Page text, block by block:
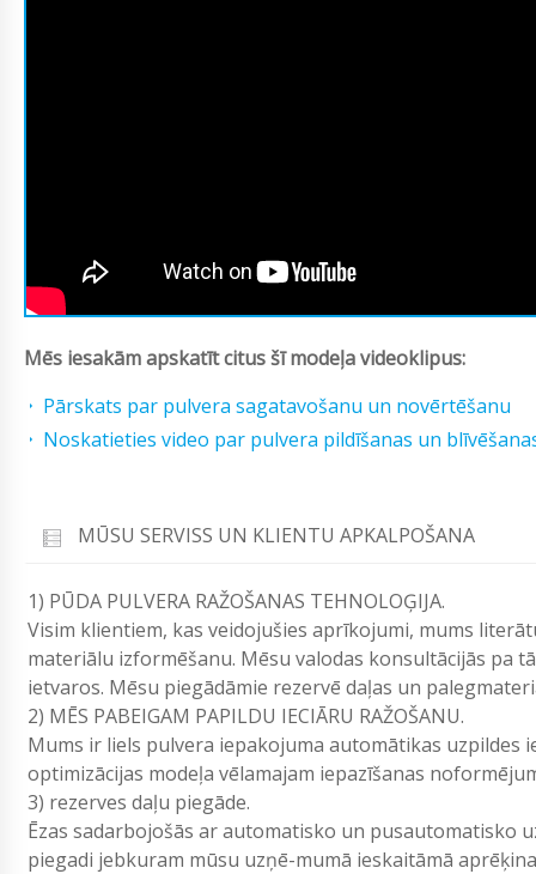
Mēs iesakām apskatīt citus šī modeļa videoklipus:
Pārskats par pulvera sagatavošanu un novērtēšanu
Noskatieties video par pulvera pildīšanas un
MŪSU SERVISS UN KLIENTU APKALPOŠANA
1) PŪDA PULVERA RAŽOŠANAS TEHNOLOĢIJA.
Visim klientiem, kas veidojušies aprīkojumi, mums
materiālu izformēšanu. Mēsu valodas konsultācijās pa
ietvaros. Mēsu piegādāmie rezervē daļas un
2) MĒS PABEIGAM PAPILDU IECIĀRU RAŽOŠANU.
Mums ir liels pulvera iepakojuma automātikas uzpildes
optimizācijas modeļa vēlamajam iepazīšanas
3) rezerves daļu piegāde.
Ēzas sadarbojošās ar automatisko un pusautomatisko
piegadi jebkuram mūsu uzņē-mumā ieskaitāmā